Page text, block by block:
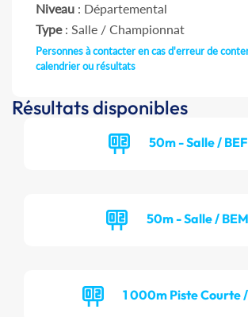
Niveau : Départemental
Type: Salle / Championnat
Personnes à contacter en cas d'erreur de
calendrier ou résultats
Résultats disponibles
50m - Salle / BEF
50m - Salle / BEM
1 000m Piste Courte /